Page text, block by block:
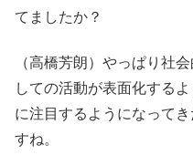
てましたか？
（高橋芳朗）やっぱり社
しての活動が表面化する
に注目するようになって
すね。